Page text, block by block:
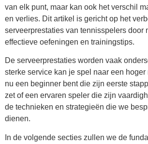
van elk punt, maar kan ook het verschil
en verlies. Dit artikel is gericht op het
serveerprestaties van tennisspelers door
effectieve oefeningen en trainingstips.
De serveerprestaties worden vaak
sterke service kan je spel naar een
nu een beginner bent die zijn eerste
zet of een ervaren speler die zijn
de technieken en strategieën die we
dienen.
In de volgende secties zullen we de